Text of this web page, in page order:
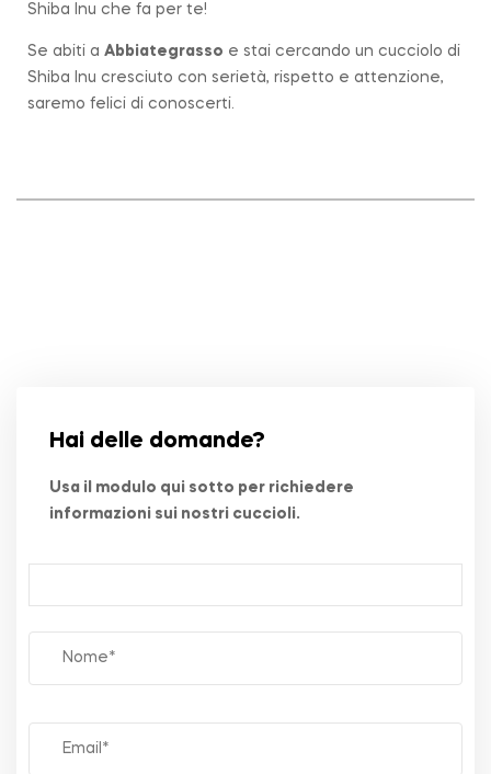
Shiba Inu che fa per te!
Se abiti a Abbiategrasso e stai cercando un cucciolo di
Shiba Inu cresciuto con serietà, rispetto e attenzione,
saremo felici di conoscerti.
Hai delle domande?
Usa il modulo qui sotto per richiedere
informazioni sui nostri cuccioli.